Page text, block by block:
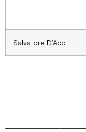
Salvatore D’Aco